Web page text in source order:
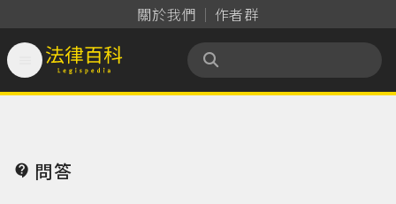
關於我們 作者群
法律百科 Legispedia
 問答